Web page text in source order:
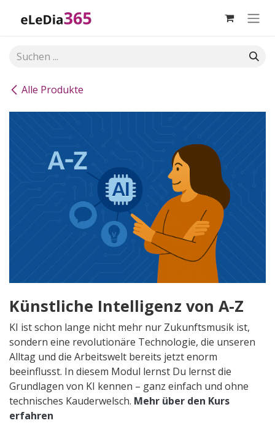
Alle Produkte
Künstliche Intelligenz von A-Z
KI ist schon lange nicht mehr nur Zukunftsmusik ist,
sondern eine revolutionäre Technologie, die unseren
Alltag und die Arbeitswelt bereits jetzt enorm
beeinflusst. In diesem Modul lernst Du lernst die
Grundlagen von KI kennen – ganz einfach und ohne
technisches Kauderwelsch. Mehr über den Kurs
erfahren